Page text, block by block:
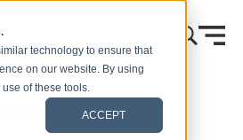
technology to ensure that
on our website. By using
of these tools.
ACCEPT
Пресс-релизы